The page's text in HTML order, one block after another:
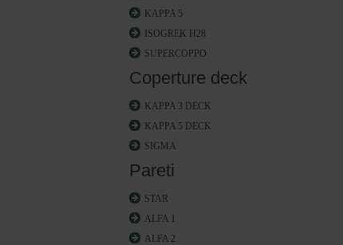
KAPPA 5
ISOGREK H28
SUPERCOPPO
Coperture deck
KAPPA 3 DECK
KAPPA 5 DECK
SIGMA
Pareti
STAR
ALFA 1
ALFA 2